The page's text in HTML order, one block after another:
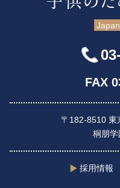
FAX
〒182-8510 東
桐朋
採用情報